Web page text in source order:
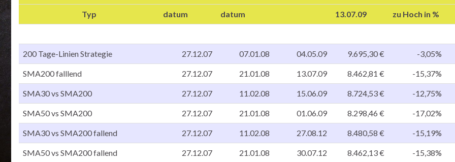
Typ datum datum 13.07.09 zu Hoch in %
200 Tage-Linien Strategie 27.12.07 07.01.08 04.05.09 9.695,30 € -3,05%
SMA200 falllend 27.12.07 21.01.08 13.07.09 8.462,81 € -15,37%
SMA30 vs SMA200 27.12.07 11.02.08 15.06.09 8.724,53 € -12,75%
SMA50 vs SMA200 27.12.07 21.01.08 01.06.09 8.298,46 € -17,02%
SMA30 vs SMA200 fallend 27.12.07 11.02.08 27.08.12 8.480,58 € -15,19%
SMA50 vs SMA200 fallend 27.12.07 21.01.08 30.07.12 8.462,13 € -15,38%